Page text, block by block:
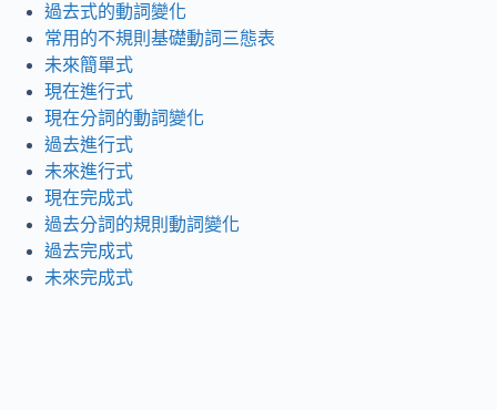
過去式的動詞變化
常用的不規則基礎動詞三態表
未來簡單式
現在進行式
現在分詞的動詞變化
過去進行式
未來進行式
現在完成式
過去分詞的規則動詞變化
過去完成式
未來完成式